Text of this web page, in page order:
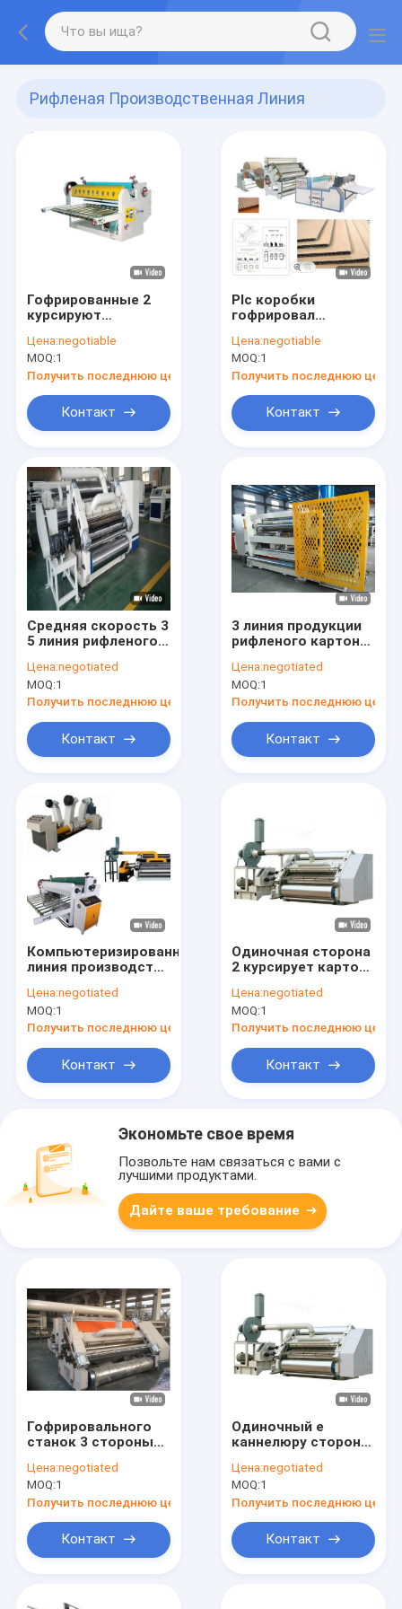
Рифленая Производственная Линия
Картона
Гофрированные 2
курсируют
электрическое
одиночного
обкладчика
картона
производственной
линии коробки
Цена:negotiable
MOQ:1
Получить последнюю цену
Контакт
Plc коробки
гофрировал
сторону 1600mm
автоматического
завода одиночную
Цена:negotiable
MOQ:1
Получить последнюю цену
Контакт
Средняя скорость 3
5 линия рифленого
Цена:negotiated
MOQ:1
Получить последнюю цену
Контакт
3 линия продукции
рифленого картона
автоматическая
Цена:negotiated
MOQ:1
Получить последнюю цену
Контакт
Компьютеризированная
линия производства
картона для двух
слоев 2 слоя
Цена:negotiated
MOQ:1
Получить последнюю цену
Контакт
Одиночная сторона
2 курсирует картон
рифленый делая
машину
автоматический
Цена:negotiated
MOQ:1
Получить последнюю цену
Контакт
Экономьте свое время
Позвольте нам связаться с вами с
лучшими продуктами.
Дайте ваше требование
Гофрировального
станок 3 стороны
электрическим
током 1800mm
одиночный
курсирует
Цена:negotiated
MOQ:1
Получить последнюю цену
Контакт
Одиночный e
каннелюру стороны
производственную
линию 5ply картона
автоматическую
Цена:negotiated
MOQ:1
Получить последнюю цену
Контакт